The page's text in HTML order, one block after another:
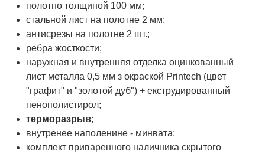
полотно толщиной 100 мм;
стальной лист на полотне 2 мм;
антисрезы на полотне 2 шт.;
ребра жосткости;
наружная и внутренняя отделка оцинкованный
лист металла 0,5 мм з окраской Printech (цвет
"графит" и "золотой дуб") + екструдированный
пенополистирол;
терморазрыв;
внутренее наполенине - минвата;
комплект приваренного наличника скрытого